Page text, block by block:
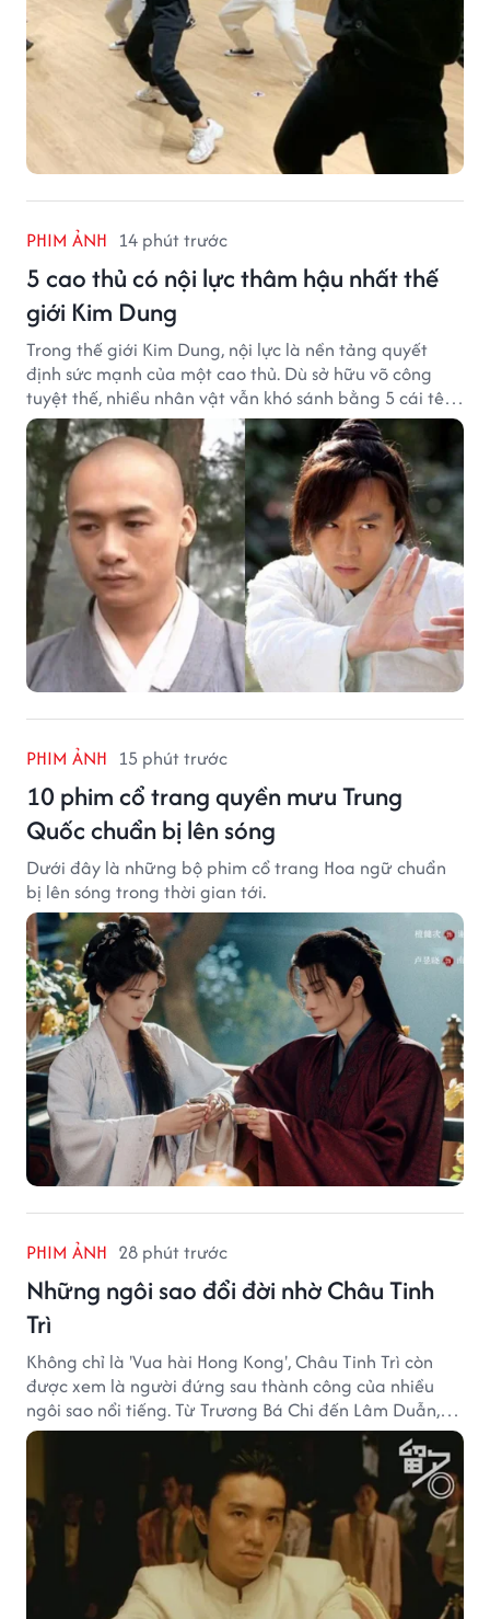
PHIM ẢNH 14 phút trước
5 cao thủ có nội lực thâm hậu nhất thế
giới Kim Dung
Trong thế giới Kim Dung, nội lực là nền tảng quyết
định sức mạnh của một cao thủ. Dù sở hữu võ công
tuyệt thế, nhiều nhân vật vẫn khó sánh bằng 5 cái tên
dưới đây về độ thâm hậu của chân khí.
PHIM ẢNH 15 phút trước
10 phim cổ trang quyền mưu Trung
Quốc chuẩn bị lên sóng
Dưới đây là những bộ phim cổ trang Hoa ngữ chuẩn
bị lên sóng trong thời gian tới.
PHIM ẢNH 28 phút trước
Những ngôi sao đổi đời nhờ Châu Tinh
Trì
Không chỉ là 'Vua hài Hong Kong', Châu Tinh Trì còn
được xem là người đứng sau thành công của nhiều
ngôi sao nổi tiếng. Từ Trương Bá Chi đến Lâm Duẫn,
không ít diễn viên đã bước sang trang mới trong sự
nghiệp nhờ cơ hội từ Châu Tinh Trì.